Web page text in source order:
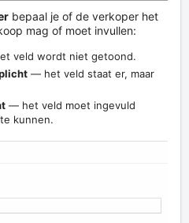
bepaal je of de verkoper het
mag of moet invullen:
veld wordt niet getoond.
— het veld staat er, maar
— het veld moet ingevuld
kunnen.